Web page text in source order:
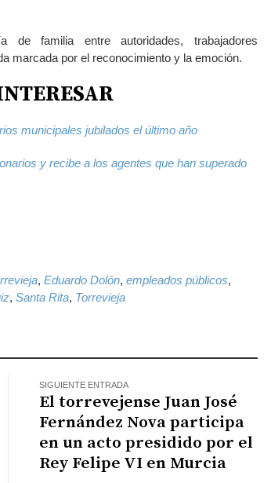
familia entre autoridades, trabajadores
marcada por el reconocimiento y la emoción.
municipales jubilados el último año
y recibe a los agentes que han superado
, Eduardo Dolón, empleados públicos,
, Santa Rita, Torrevieja
SIGUIENTE ENTRADA
El torrevejense Juan José
Fernández Nova participa
en un acto presidido por el
Rey Felipe VI en Murcia